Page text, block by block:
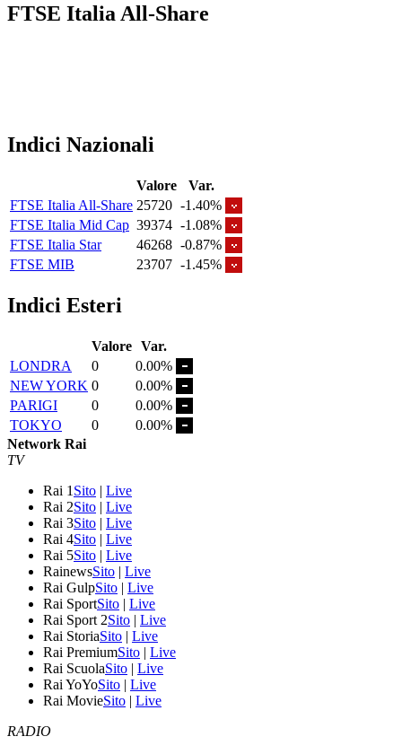
FTSE Italia All-Share
Indici Nazionali
Valore
Var.
FTSE Italia All-Share 25720 -1.40%
FTSE Italia Mid Cap 39374 -1.08%
FTSE Italia Star
46268 -0.87%
FTSE MIB
23707 -1.45%
Indici Esteri
Valore Var.
LONDRA
0
0.00%
NEW YORK 0
0.00%
PARIGI
0
0.00%
TOKYO
0
0.00%
Network Rai
TV
Rai 1 Sito | Live
Rai 2Sito | Live
Rai 3Sito | Live
Rai 4Sito | Live
Rai 5Sito | Live
RainewsSito | Live
Rai GulpSito | Live
Rai SportSito | Live
Rai Sport 2Sito | Live
Rai StoriaSito | Live
Rai PremiumSito | Live
Rai ScuolaSito | Live
Rai YoYoSito | Live
Rai MovieSito | Live
RADIO